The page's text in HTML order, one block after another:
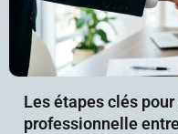
Les étapes clés
professionnelle